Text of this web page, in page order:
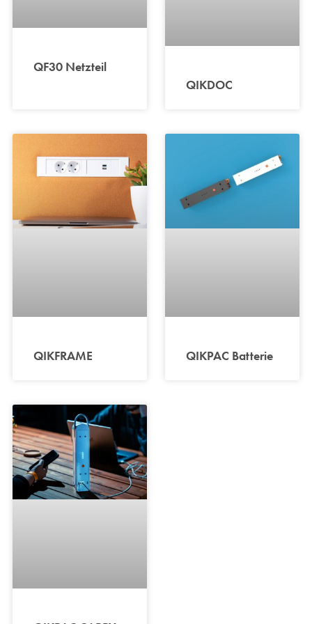
QF30 Netzteil
QIKDOC
QIKFRAME QIKPAC Batterie